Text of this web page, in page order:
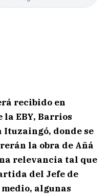
recibido en
EBY, Barrios
donde se
la obra de Añá
relevancia tal que
del Jefe de
algunas